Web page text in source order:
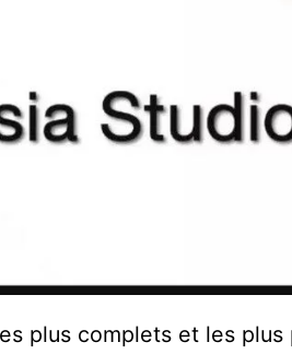
plus complets et les